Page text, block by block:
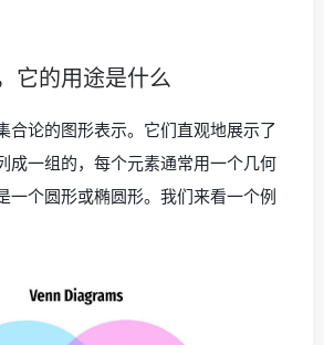
它的用途是什么
合论的图形表示。它们直观地展示了
成一组的，每个元素通常用一个几何
一个圆形或椭圆形。我们来看一个例